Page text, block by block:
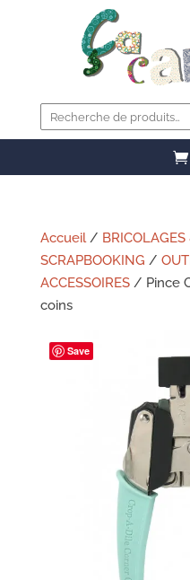
pour :
Accueil/ BRICOLAGES
SCRAPBOOKING /
ACCESSOIRES/ Pince
coins
Save